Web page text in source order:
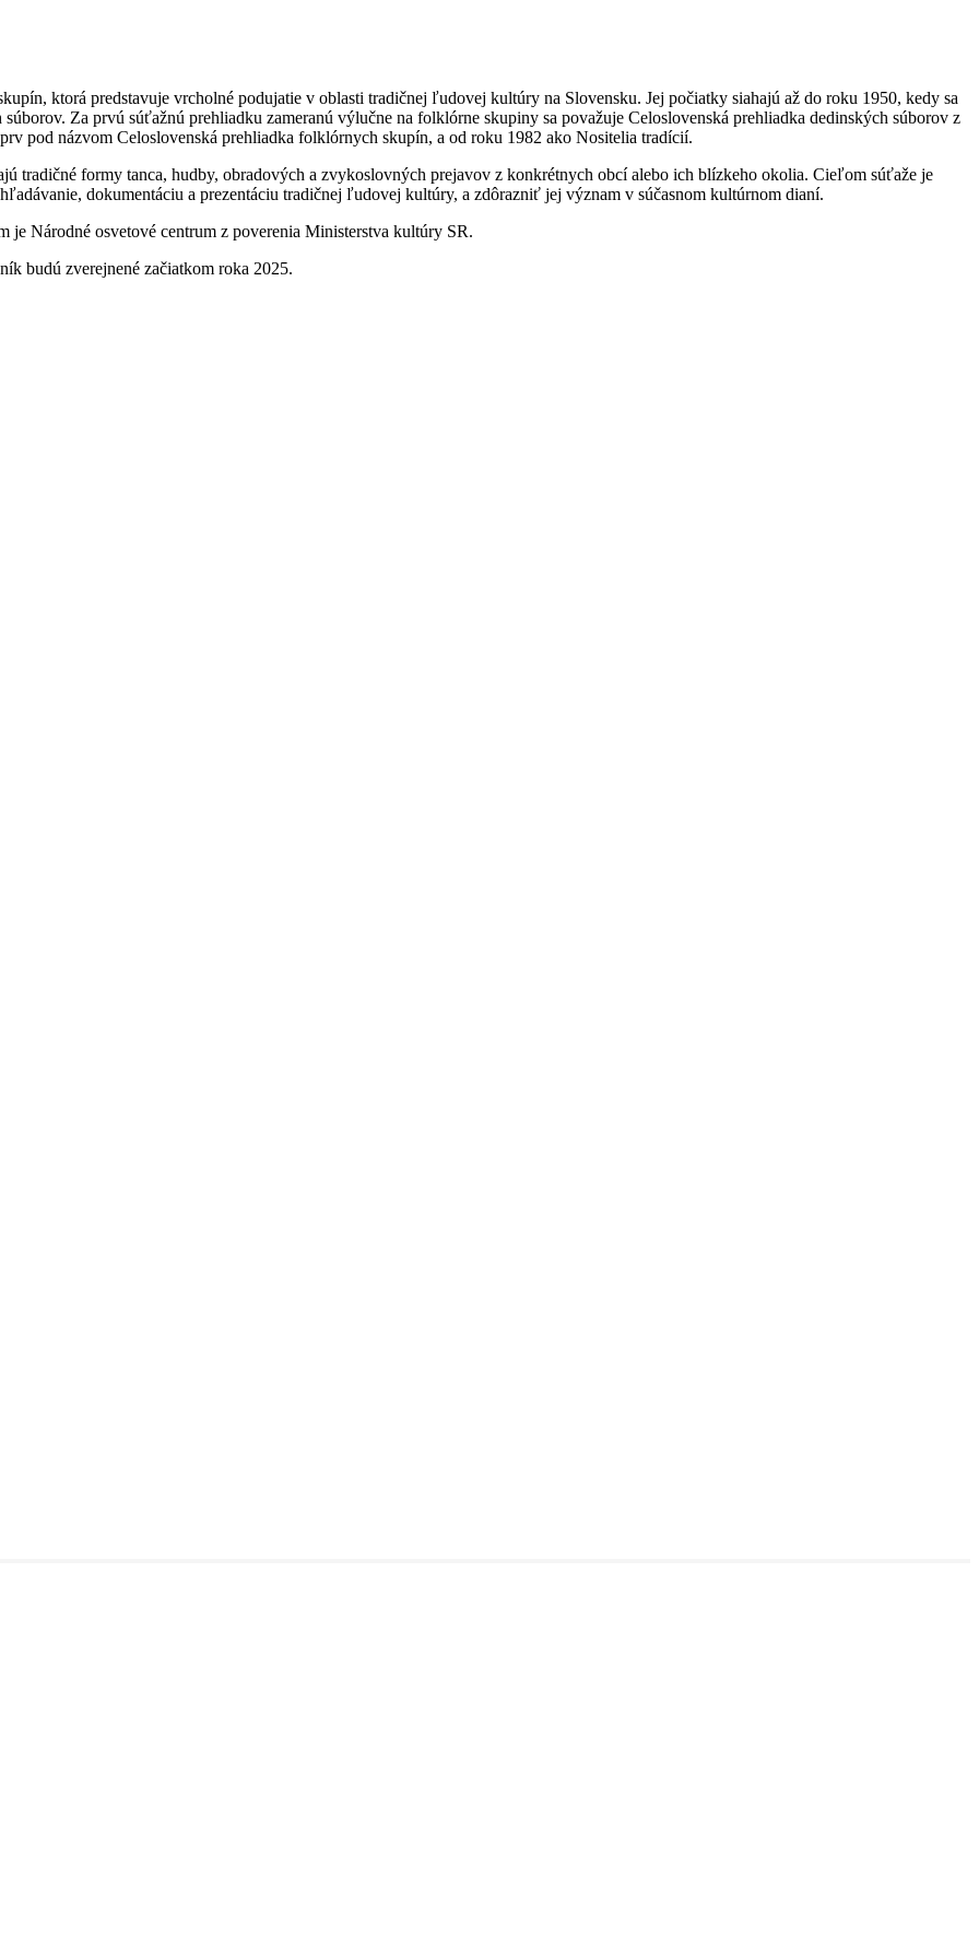
ktorá predstavuje vrcholné podujatie v oblasti tradičnej ľudovej kultúry na Slovensku. Jej počiatky siahajú až do roku 1950, kedy sa
Za prvú súťažnú prehliadku zameranú výlučne na folklórne skupiny sa považuje Celoslovenská prehliadka dedinských súborov z
pod názvom Celoslovenská prehliadka folklórnych skupín, a od roku 1982 ako Nositelia tradícií.
tradičné formy tanca, hudby, obradových a zvykoslovných prejavov z konkrétnych obcí alebo ich blízkeho okolia. Cieľom súťaže je
dokumentáciu a prezentáciu tradičnej ľudovej kultúry, a zdôrazniť jej význam v súčasnom kultúrnom dianí.
Národné osvetové centrum z poverenia Ministerstva kultúry SR.
budú zverejnené začiatkom roka 2025.